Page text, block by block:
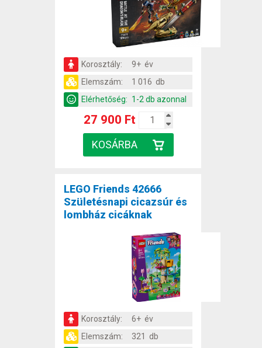
Korosztály:
9+ év
Elemszám:
1 016 db
Elérhetőség: 1-2 db azonnal
27 900 Ft
LEGO Friends 42666
Születésnapi cicazsúr és
lombház cicáknak
Korosztály:
6+ év
Elemszám:
321 db